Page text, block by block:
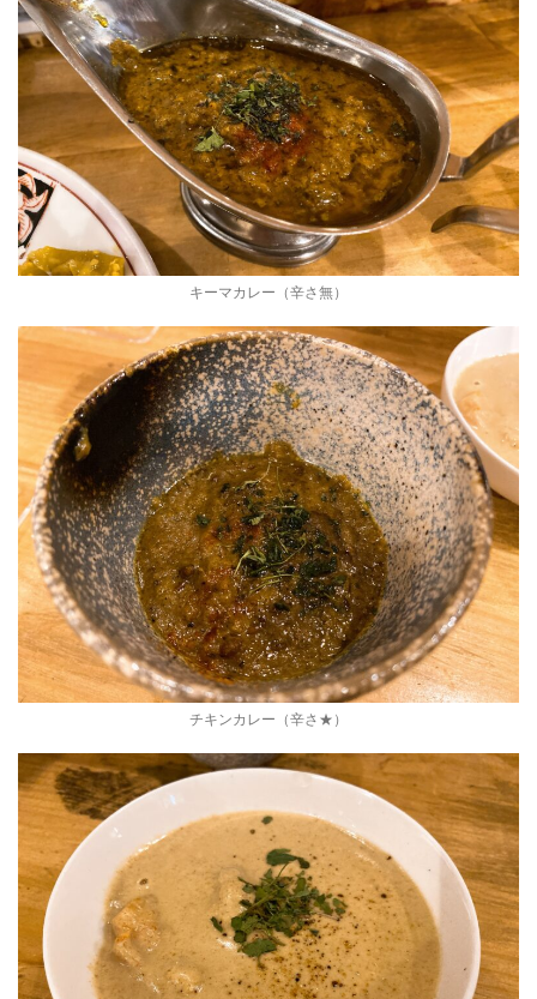
キーマカレー（辛さ無）
チキンカレー（辛さ★）